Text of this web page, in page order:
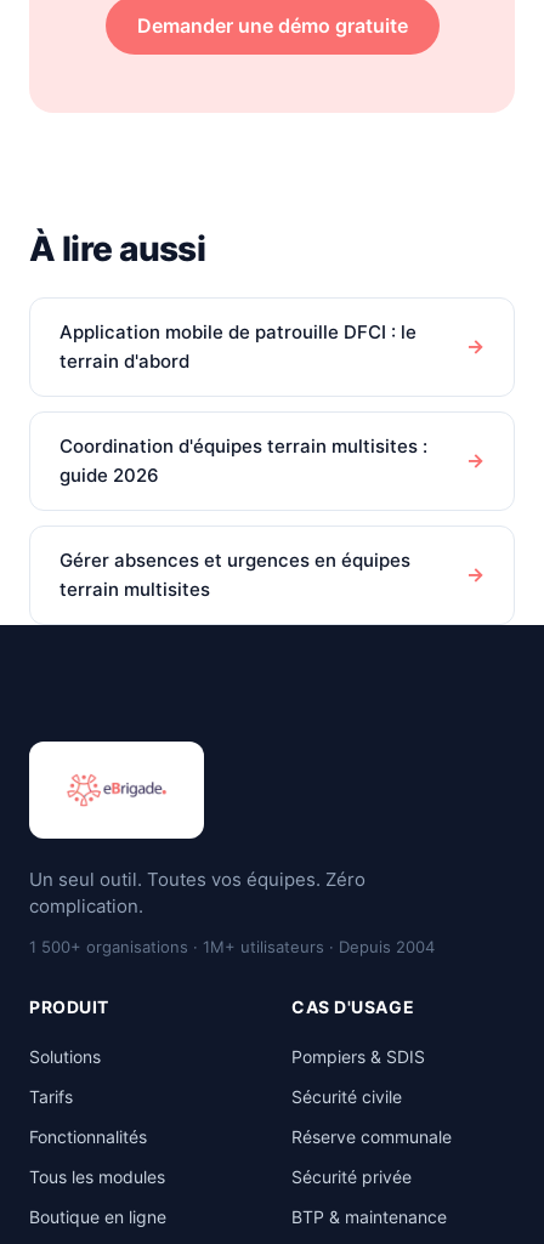
Demander une démo gratuite
À lire aussi
Application mobile de patrouille DFCI : le
terrain d'abord
→
Coordination d'équipes terrain multisites :
guide 2026
→
Gérer absences et urgences en équipes
terrain multisites
→
Un seul outil. Toutes vos équipes. Zéro
complication.
1 500+ organisations · 1M+ utilisateurs · Depuis 2004
PRODUIT
Solutions
Tarifs
Fonctionnalités
Tous les modules
Boutique en ligne
CAS D'USAGE
Pompiers & SDIS
Sécurité civile
Réserve communale
Sécurité privée
BTP & maintenance